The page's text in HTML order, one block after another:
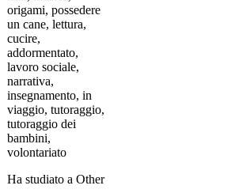
origami, possedere
un cane, lettura,
cucire,
addormentato,
lavoro sociale,
narrativa,
insegnamento, in
viaggio, tutoraggio,
tutoraggio dei
bambini,
volontariato
Ha studiato a Other